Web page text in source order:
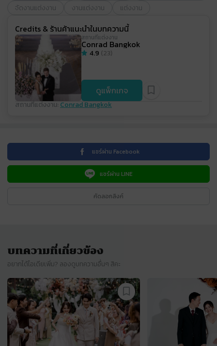
จัดงานแต่งงาน
งานแต่งงาน แต่งงาน
Credits & ร้านค้าแนะนำในบทความนี้
สถานที่แต่งงาน
Conrad Bangkok
4.9 (23)
ดูแพ็กเกจ
สถานที่แต่งงาน:Conrad Bangkok
แชร์ผ่าน Facebook
แชร์ผ่าน LINE
คัดลอกลิงค์
บทความที่เกี่ยวข้อง
อยากได้ไอเดียเพิ่ม? ลองดูบทความอื่นๆ สิคะ
Slide 1 of 130